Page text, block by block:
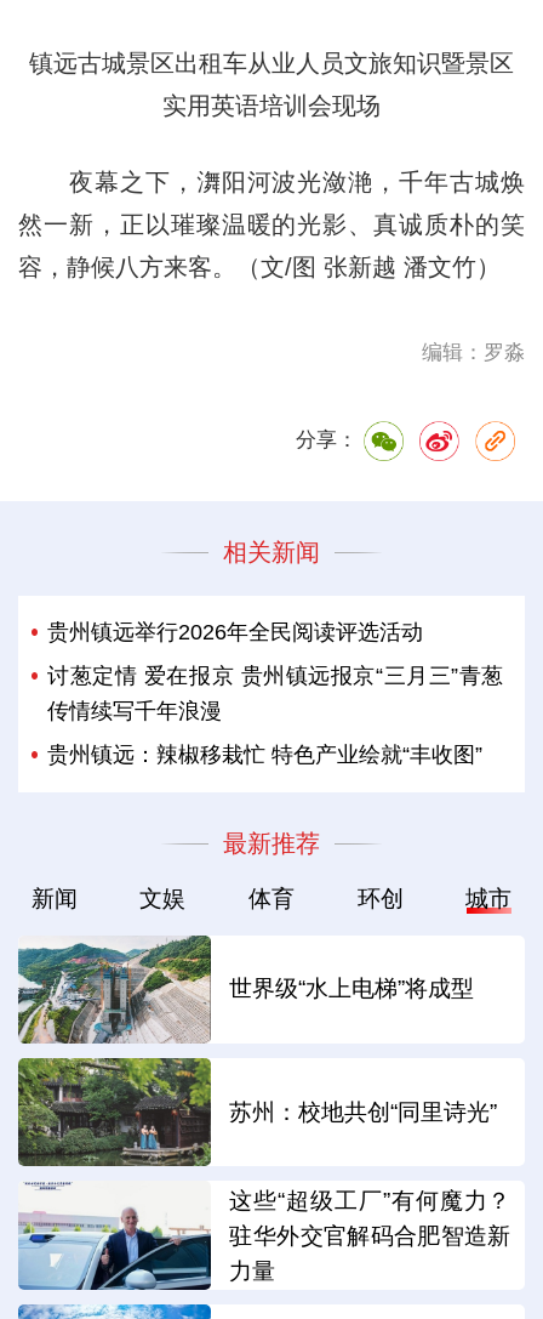
镇远古城景区出租车从业人员文旅知识暨景区
实用英语培训会现场
夜幕之下，㵲阳河波光潋滟，千年古城焕
然一新，正以璀璨温暖的光影、真诚质朴的笑
容，静候八方来客。（文/图 张新越 潘文竹）
编辑：罗淼
分享：
相关新闻
贵州镇远举行2026年全民阅读评选活动
讨葱定情 爱在报京 贵州镇远报京“三月三”青葱
传情续写千年浪漫
贵州镇远：辣椒移栽忙 特色产业绘就“丰收图”
最新推荐
新闻 文娱 体育 环创 城市
世界级“水上电梯”将成型
苏州：校地共创“同里诗光”
这些“超级工厂”有何魔力？
驻华外交官解码合肥智造新
力量